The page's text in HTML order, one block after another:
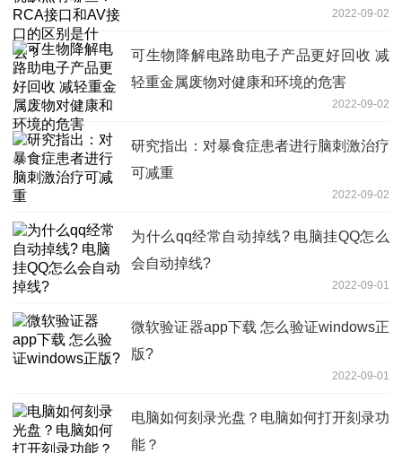
2022-09-02
可生物降解电路助电子产品更好回收 减
轻重金属废物对健康和环境的危害
2022-09-02
研究指出：对暴食症患者进行脑刺激治疗
可减重
2022-09-02
为什么qq经常自动掉线? 电脑挂QQ怎么
会自动掉线?
2022-09-01
微软验证器app下载 怎么验证windows正
版?
2022-09-01
电脑如何刻录光盘？电脑如何打开刻录功
能？